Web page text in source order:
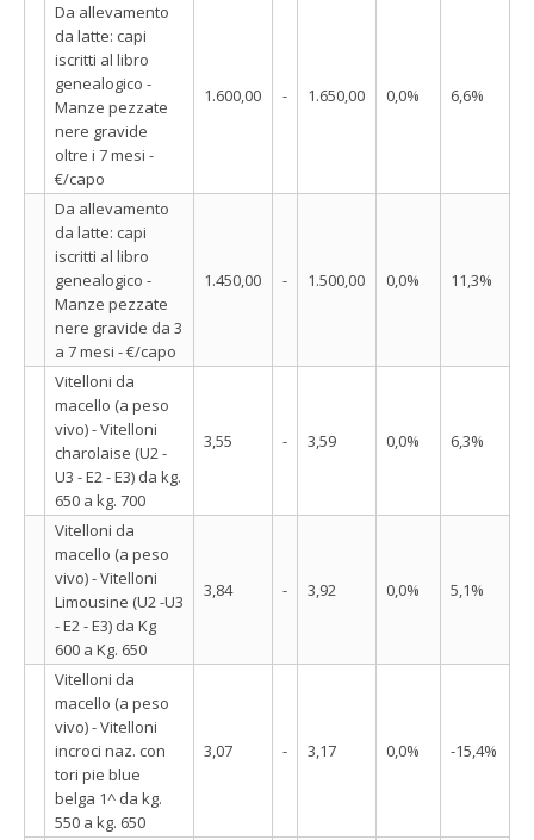
Da allevamento
da latte: capi
iscritti al libro
genealogico -
Manze pezzate
nere gravide
oltre i 7 mesi -
€/capo
1.600,00 - 1.650,00 0,0% 6,6%
Da allevamento
da latte: capi
iscritti al libro
genealogico -
Manze pezzate
nere gravide da 3
a 7 mesi - €/capo
1.450,00 - 1.500,00 0,0% 11,3%
Vitelloni da
macello (a peso
vivo) - Vitelloni
charolaise (U2 -
U3 - E2 - E3) da kg.
650 a kg. 700
3,55 - 3,59 0,0% 6,3%
Vitelloni da
macello (a peso
vivo) - Vitelloni
Limousine (U2 -U3
- E2 - E3) da Kg
600 a Kg. 650
3,84 - 3,92 0,0% 5,1%
Vitelloni da
macello (a peso
vivo) - Vitelloni
incroci naz. con
tori pie blue
belga 1^ da kg.
550 a kg. 650
3,07 - 3,17 0,0% -15,4%